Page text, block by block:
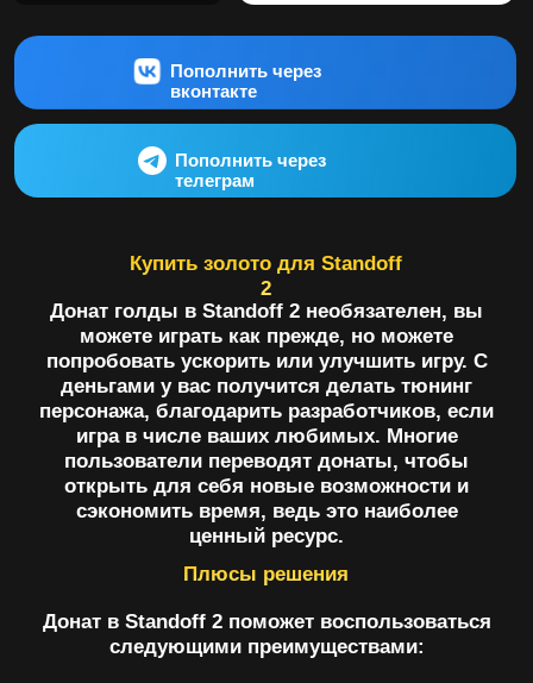
Донат голды в Standoff 2 необязателен, вы
можете играть как прежде, но можете
попробовать ускорить или улучшить игру. С
деньгами у вас получится делать тюнинг
персонажа, благодарить разработчиков, если
игра в числе ваших любимых. Многие
пользователи переводят донаты, чтобы
ценный ресурс.
Донат в Standoff 2 поможет воспользоваться
следующими преимуществами:
- станут доступны эксклюзивные и очень
редкие скины, которые нельзя получить, не
имея премиум-аккаунта;
- станет возможным принимать участие в
сезонных событиях, получать за них редкие
награды;
- прогресс будет максимально ускорен, не
придется ждать, пока ваш персонаж
прокачается до нужного уровня;
- появятся боевые пропуски;
выделиться среди других игроков, они
увидят коллекционный скин, смогут оценить
ваш стиль или принадлежность к
2
Плюсы решения